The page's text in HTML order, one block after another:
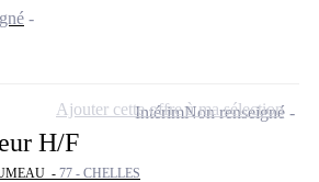
H/F
- 77 - CHELLES
IntérimNon renseigné
Ajouter cette offre à ma sélection